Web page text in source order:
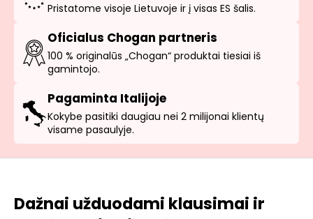
Pristatome visoje Lietuvoje ir į visas ES šalis.
Oficialus Chogan partneris
100 % originalūs „Chogan“ produktai tiesiai iš
gamintojo.
Pagaminta Italijoje
Kokybe pasitiki daugiau nei 2 milijonai klientų
visame pasaulyje.
Dažnai užduodami klausimai ir